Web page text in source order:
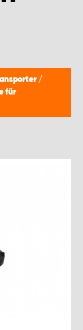
/
für